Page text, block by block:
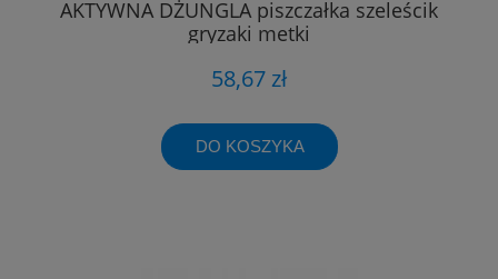
AKTYWNA DŻUNGLA piszczałka szeleścik
gryzaki metki
58,67 zł
DO KOSZYKA